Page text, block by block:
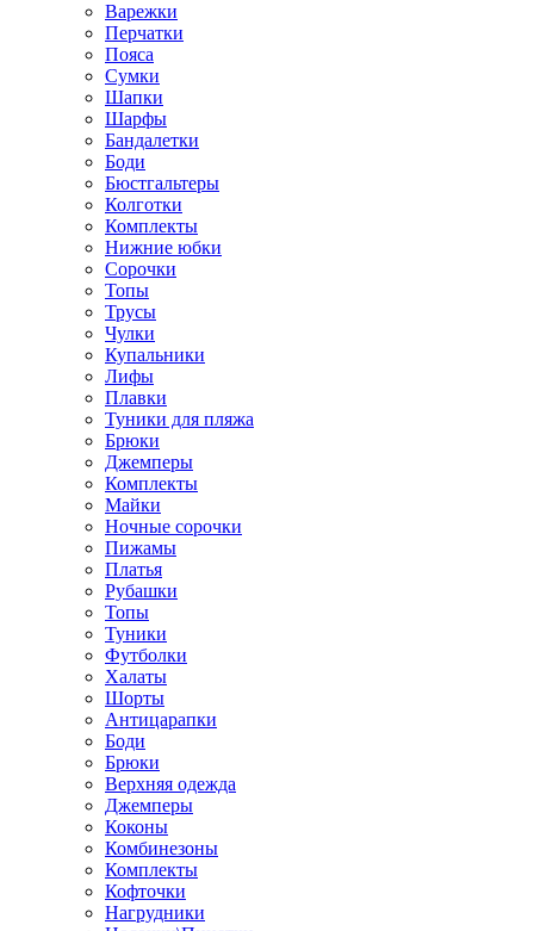
Варежки
Перчатки
Пояса
Сумки
Шапки
Шарфы
Бандалетки
Боди
Бюстгальтеры
Колготки
Комплекты
Нижние юбки
Сорочки
Топы
Трусы
Чулки
Купальники
Лифы
Плавки
Туники для пляжа
Брюки
Джемперы
Комплекты
Майки
Ночные сорочки
Пижамы
Платья
Рубашки
Топы
Туники
Футболки
Халаты
Шорты
Антицарапки
Боди
Брюки
Верхняя одежда
Джемперы
Коконы
Комбинезоны
Комплекты
Кофточки
Нагрудники